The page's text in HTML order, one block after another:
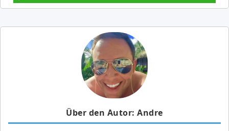
Über den Autor: Andre